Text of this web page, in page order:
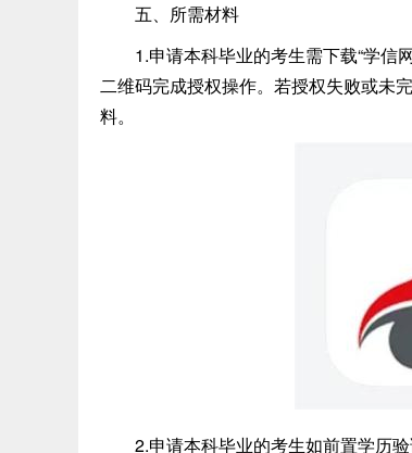
五、所需材料
1.申请本科毕业的考生需下载“学信网
二维码完成授权操作。若授权失败或未
料。
2.申请本科毕业的考生如前置学历验